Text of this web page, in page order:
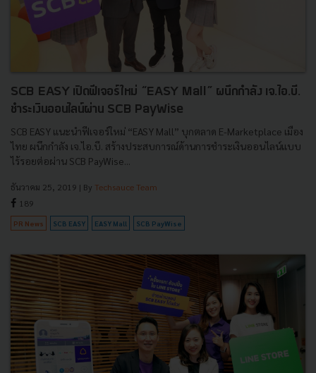
SCB EASY เปิดฟีเจอร์ใหม่ “EASY Mall” ผนึกกำลัง เจ.ไอ.บี.
ชำระเงินออนไลน์ผ่าน SCB PayWise
SCB EASY แนะนำฟีเจอร์ใหม่ “EASY Mall” บุกตลาด E-Marketplace เมือง
ไทย ผนึกกำลัง เจ.ไอ.บี. สร้างประสบการณ์ด้านการชำระเงินออนไลน์แบบ
ไร้รอยต่อผ่าน SCB PayWise...
ธันวาคม 25, 2019 | By Techsauce Team
189
PR News SCB EASY EASY Mall SCB PayWise